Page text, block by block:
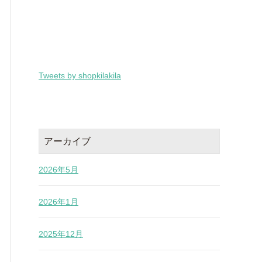
Tweets by shopkilakila
アーカイブ
2026年5月
2026年1月
2025年12月